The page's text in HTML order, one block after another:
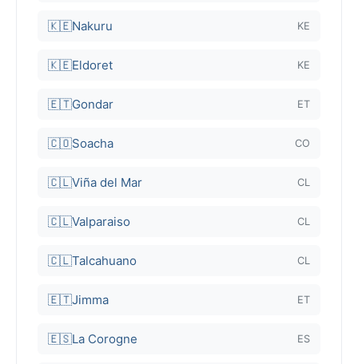
🇰🇪Nakuru KE
🇰🇪Eldoret KE
🇪🇹Gondar ET
🇨🇴Soacha CO
🇨🇱Viña del Mar CL
🇨🇱Valparaiso CL
🇨🇱Talcahuano CL
🇪🇹Jimma ET
🇪🇸La Corogne ES